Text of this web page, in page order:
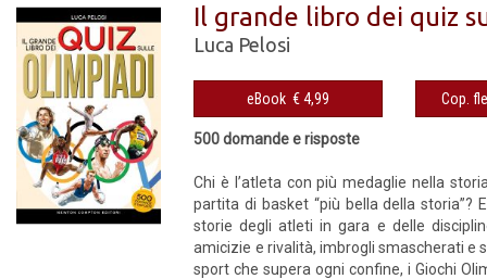
Il grande libro dei quiz
Luca Pelosi
eBook € 4,99
500 domande e risposte
Chi è l’atleta con più medaglie nella
partita di basket “più bella della storia”?
storie degli atleti in gara e delle
amicizie e rivalità, imbrogli smascherati e
sport che supera ogni confine, i Giochi